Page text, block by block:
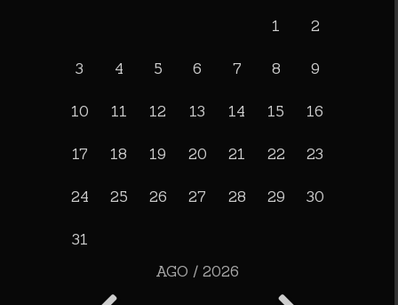
1 2
3 4 5 6 7 8 9
10 11 12 13 14 15 16
17 18 19 20 21 22 23
24 25 26 27 28 29 30
31
AGO / 2026